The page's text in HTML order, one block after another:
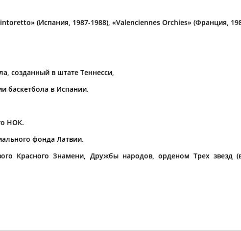
АБДРАХМАНОВА
АБДУВАЛИЕВ
АБДУЛАЕВ
АБДУЛКАГИРОВ
тренере, специалисте или исправить какую-либо
спорта - это одни из главных патриотов своей страны!
(Испания, 1987-1988), «Valenciennes Orchies» (Франция,
созданный в штате Теннесси,
баскетбола в Испании.
НОК.
фонда Латвии.
Красного Знамени, Дружбы народов, орденом Трех звезд